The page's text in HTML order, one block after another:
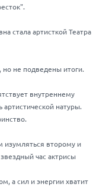
стала артисткой Театра
но не подведены итоги.
внутреннему
натуры.
изумляться второму и
час актрисы
а сил и энергии хватит